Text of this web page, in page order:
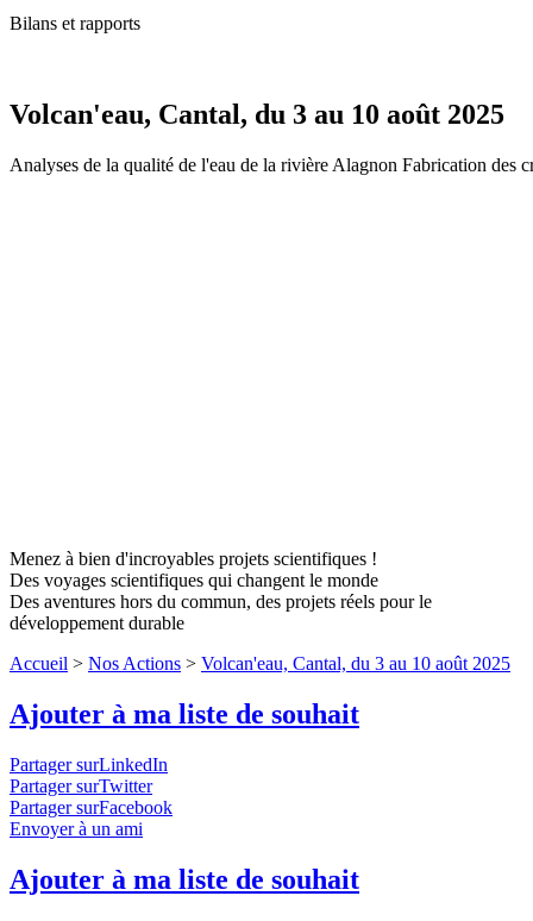
Bilans et rapports
Volcan'eau, Cantal, du 3 au 10 août 2025
Analyses de la qualité de l'eau de la rivière Alagnon Fabrication des
Menez à bien d'incroyables projets scientifiques !
Des voyages scientifiques qui changent le monde
Des aventures hors du commun, des projets réels pour le
développement durable
Accueil > Nos Actions > Volcan'eau, Cantal, du 3 au 10 août 2025
Ajouter à ma liste de souhait
Partager surLinkedIn
Partager surTwitter
Partager surFacebook
Envoyer à un ami
Ajouter à ma liste de souhait